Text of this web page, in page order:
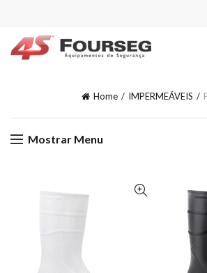
Home IMPERMEÁVEIS
Mostrar Menu